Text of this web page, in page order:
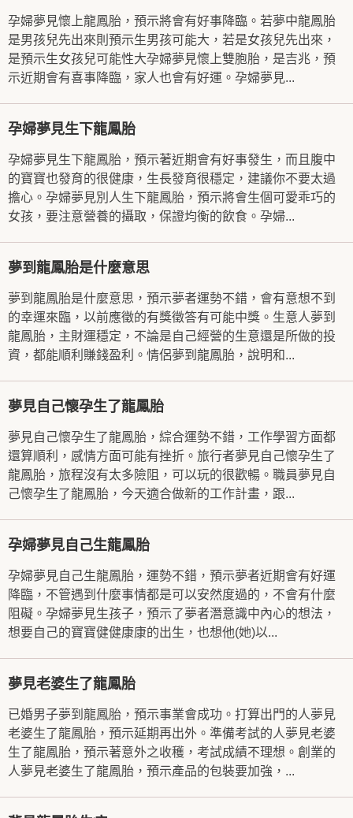
孕婦夢見懷上龍鳳胎，預示將會有好事降臨。若夢中龍鳳胎
是男孩兒先出來則預示生男孩可能大，若是女孩兒先出來，
是預示生女孩兒可能性大孕婦夢見懷上雙胞胎，是吉兆，預
示近期會有喜事降臨，家人也會有好運。孕婦夢見...
孕婦夢見生下龍鳳胎
孕婦夢見生下龍鳳胎，預示著近期會有好事發生，而且腹中
的寶寶也發育的很健康，生長發育很穩定，建議你不要太過
擔心。孕婦夢見別人生下龍鳳胎，預示將會生個可愛乖巧的
女孩，要注意營養的攝取，保證均衡的飲食。孕婦...
夢到龍鳳胎是什麼意思
夢到龍鳳胎是什麼意思，預示夢者運勢不錯，會有意想不到
的幸運來臨，以前應徵的有獎徵答有可能中獎。生意人夢到
龍鳳胎，主財運穩定，不論是自己經營的生意還是所做的投
資，都能順利賺錢盈利。情侶夢到龍鳳胎，說明和...
夢見自己懷孕生了龍鳳胎
夢見自己懷孕生了龍鳳胎，綜合運勢不錯，工作學習方面都
還算順利，感情方面可能有挫折。旅行者夢見自己懷孕生了
龍鳳胎，旅程沒有太多險阻，可以玩的很歡暢。職員夢見自
己懷孕生了龍鳳胎，今天適合做新的工作計畫，跟...
孕婦夢見自己生龍鳳胎
孕婦夢見自己生龍鳳胎，運勢不錯，預示夢者近期會有好運
降臨，不管遇到什麼事情都是可以安然度過的，不會有什麼
阻礙。孕婦夢見生孩子，預示了夢者潛意識中內心的想法，
想要自己的寶寶健健康康的出生，也想他(她)以...
夢見老婆生了龍鳳胎
已婚男子夢到龍鳳胎，預示事業會成功。打算出門的人夢見
老婆生了龍鳳胎，預示延期再出外。準備考試的人夢見老婆
生了龍鳳胎，預示著意外之收穫，考試成績不理想。創業的
人夢見老婆生了龍鳳胎，預示產品的包裝要加強，...